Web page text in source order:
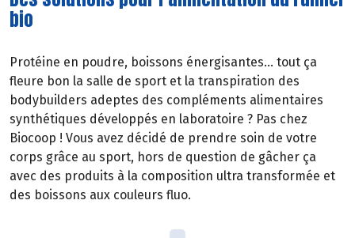
bio
Protéine en poudre, boissons énergisantes… tout ça
fleure bon la salle de sport et la transpiration des
bodybuilders adeptes des compléments alimentaires
synthétiques développés en laboratoire ? Pas chez
Biocoop ! Vous avez décidé de prendre soin de votre
corps grâce au sport, hors de question de gâcher ça
avec des produits à la composition ultra transformée et
des boissons aux couleurs fluo.